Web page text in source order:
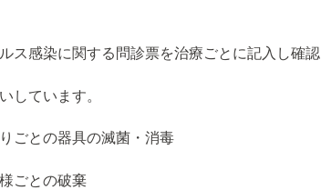
ス感染に関する問診票を治療ごとに記入し確認
しています。
ごとの器具の滅菌・消毒
ごとの破棄